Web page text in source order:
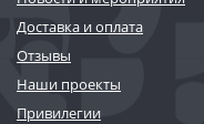
Доставка и оплата
Отзывы
Наши проекты
Привилегии